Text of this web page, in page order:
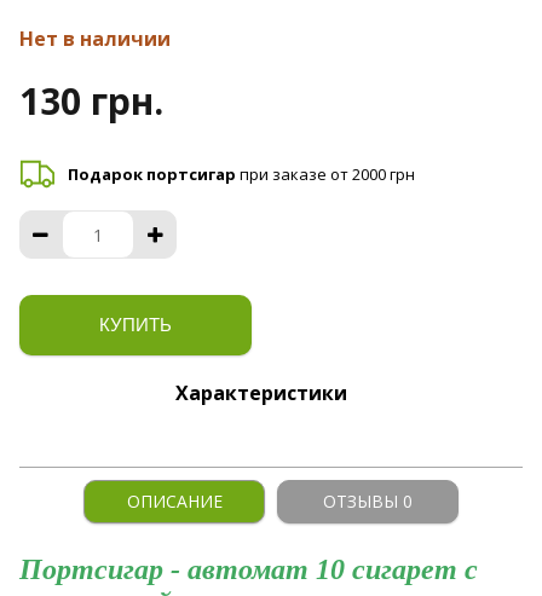
Нет в наличии
130 грн.
Подарок портсигар при заказе от 2000 грн
КУПИТЬ
Характеристики
ОПИСАНИЕ ОТЗЫВЫ 0
Портсигар - автомат 10 сигарет с